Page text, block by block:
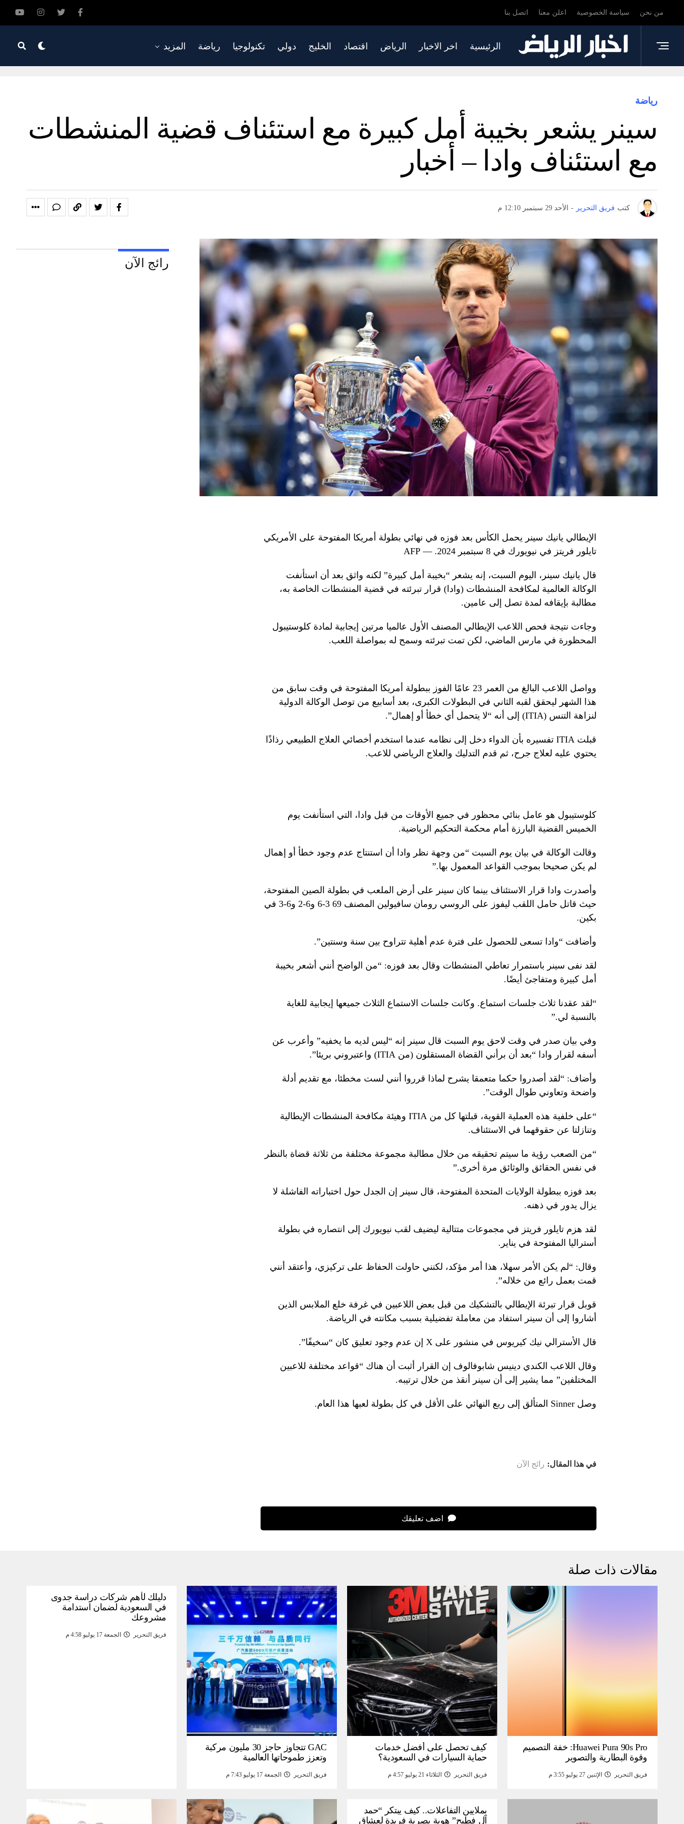
من نحن سياسة الخصوصية اعلن معنا اتصل بنا
الرئيسية اخر الاخبار الرياض اقتصاد الخليج دولي تكنولوجيا رياضة المزيد
رياضة
سينر يشعر بخيبة أمل كبيرة مع استئناف قضية المنشطات
مع استئناف وادا – أخبار
كتب فريق التحرير - الأحد 29 سبتمبر 12:10 م
الإيطالي يانيك سينر يحمل الكأس بعد فوزه في نهائي بطولة أمريكا المفتوحة على الأمريكي
تايلور فريتز في نيويورك في 8 سبتمبر 2024. — AFP
قال يانيك سينر، اليوم السبت، إنه يشعر “بخيبة أمل كبيرة” لكنه واثق بعد أن استأنفت
الوكالة العالمية لمكافحة المنشطات (وادا) قرار تبرئته في قضية المنشطات الخاصة به،
مطالبة بإيقافه لمدة تصل إلى عامين.
وجاءت نتيجة فحص اللاعب الإيطالي المصنف الأول عالميا مرتين إيجابية لمادة كلوستيبول
المحظورة في مارس الماضي، لكن تمت تبرئته وسمح له بمواصلة اللعب.
وواصل اللاعب البالغ من العمر 23 عامًا الفوز ببطولة أمريكا المفتوحة في وقت سابق من
هذا الشهر ليحقق لقبه الثاني في البطولات الكبرى، بعد أسابيع من توصل الوكالة الدولية
لنزاهة التنس (ITIA) إلى أنه “لا يتحمل أي خطأ أو إهمال”.
قبلت ITIA تفسيره بأن الدواء دخل إلى نظامه عندما استخدم أخصائي العلاج الطبيعي رذاذًا
يحتوي عليه لعلاج جرح، ثم قدم التدليك والعلاج الرياضي للاعب.
كلوستيبول هو عامل بنائي محظور في جميع الأوقات من قبل وادا، التي استأنفت يوم
الخميس القضية البارزة أمام محكمة التحكيم الرياضية.
وقالت الوكالة في بيان يوم السبت “من وجهة نظر وادا أن استنتاج عدم وجود خطأ أو إهمال
لم يكن صحيحا بموجب القواعد المعمول بها.”
وأصدرت وادا قرار الاستئناف بينما كان سينر على أرض الملعب في بطولة الصين المفتوحة،
حيث قاتل حامل اللقب ليفوز على الروسي رومان سافيولين المصنف 69 3-6 و6-2 و6-3 في
بكين.
وأضافت “وادا تسعى للحصول على فترة عدم أهلية تتراوح بين سنة وسنتين”.
لقد نفى سينر باستمرار تعاطي المنشطات وقال بعد فوزه: “من الواضح أنني أشعر بخيبة
أمل كبيرة ومتفاجئ أيضًا.
“لقد عقدنا ثلاث جلسات استماع. وكانت جلسات الاستماع الثلاث جميعها إيجابية للغاية
بالنسبة لي.”
وفي بيان صدر في وقت لاحق يوم السبت قال سينر إنه “ليس لديه ما يخفيه” وأعرب عن
أسفه لقرار وادا “بعد أن برأني القضاة المستقلون (من ITIA) واعتبروني بريئا”.
وأضاف: “لقد أصدروا حكما متعمقا يشرح لماذا قرروا أنني لست مخطئا، مع تقديم أدلة
واضحة وتعاوني طوال الوقت”.
“على خلفية هذه العملية القوية، قبلتها كل من ITIA وهيئة مكافحة المنشطات الإيطالية
وتنازلتا عن حقوقهما في الاستئناف.
“من الصعب رؤية ما سيتم تحقيقه من خلال مطالبة مجموعة مختلفة من ثلاثة قضاة بالنظر
في نفس الحقائق والوثائق مرة أخرى.”
بعد فوزه ببطولة الولايات المتحدة المفتوحة، قال سينر إن الجدل حول اختباراته الفاشلة لا
يزال يدور في ذهنه.
لقد هزم تايلور فريتز في مجموعات متتالية ليضيف لقب نيويورك إلى انتصاره في بطولة
أستراليا المفتوحة في يناير.
وقال: “لم يكن الأمر سهلا، هذا أمر مؤكد، لكنني حاولت الحفاظ على تركيزي، وأعتقد أنني
قمت بعمل رائع من خلاله”.
قوبل قرار تبرئة الإيطالي بالتشكيك من قبل بعض اللاعبين في غرفة خلع الملابس الذين
أشاروا إلى أن سينر استفاد من معاملة تفضيلية بسبب مكانته في الرياضة.
قال الأسترالي نيك كيريوس في منشور على X إن عدم وجود تعليق كان “سخيفًا”.
وقال اللاعب الكندي دينيس شابوفالوف إن القرار أثبت أن هناك “قواعد مختلفة للاعبين
المختلفين” مما يشير إلى أن سينر أنقذ من خلال ترتيبه.
وصل Sinner المتألق إلى ربع النهائي على الأقل في كل بطولة لعبها هذا العام.
في هذا المقال: رائج الآن
اضف تعليقك
رائج الآن
مقالات ذات صلة
Huawei Pura 90s Pro: خفة التصميم
وقوة البطارية والتصوير
فريق التحرير الإثنين 27 يوليو 3:55 م
كيف تحصل على أفضل خدمات
حماية السيارات في السعودية؟
فريق التحرير الثلاثاء 21 يوليو 4:57 م
GAC تتجاوز حاجز 30 مليون مركبة
وتعزز طموحاتها العالمية
فريق التحرير الجمعة 17 يوليو 7:43 م
دليلك لأهم شركات دراسة جدوى
في السعودية لضمان استدامة
مشروعك
فريق التحرير الجمعة 17 يوليو 4:58 م
بملايين التفاعلات.. كيف يبتكر “حمد
آل فطيح” هوية بصرية فريدة لعشاق